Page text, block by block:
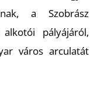
a Szobrász
pályájáról,
város arculatát